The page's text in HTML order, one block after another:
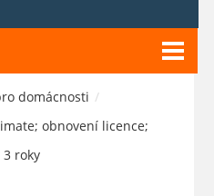
domácnosti /
obnovení licence;
roky